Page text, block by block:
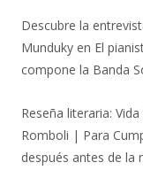
Descubre la
Munduky en El
compone la Banda
Reseña literaria:
Romboli | Para
después antes de la